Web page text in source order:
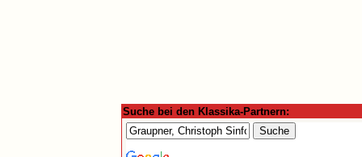
Suche bei den Klassika-Partnern: